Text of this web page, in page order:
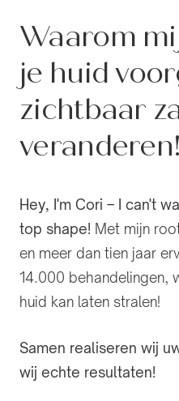
Waarom
je huid
zichtbaar
veranderen!
Hey, I'm Cori – I can't
top shape! Met mijn
en meer dan tien jaar
14.000 behandelingen,
huid kan laten stralen!
Samen realiseren wij
wij echte resultaten!